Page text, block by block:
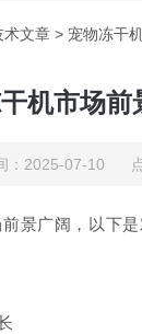
术文章 > 宠物冻干
机市场前
：2025-07-10
广阔，以下是